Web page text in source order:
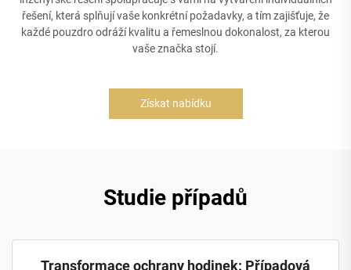
řešení, která splňují vaše konkrétní požadavky, a tím zajišťuje, že
každé pouzdro odráží kvalitu a řemeslnou dokonalost, za kterou
vaše značka stojí.
Získat nabídku
Studie případů
Transformace ochrany hodinek: Případová